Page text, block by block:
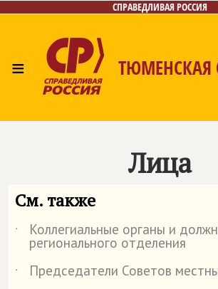
СПРАВЕДЛИВАЯ РОССИЯ
≡ ТЮМЕНСКАЯ
Контакты
Лица
См. также
˙ Коллегиальные органы и
регионального отделения
˙
Председатели Советов